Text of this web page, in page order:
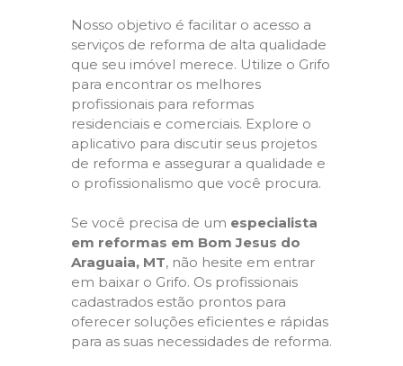
Nosso objetivo é facilitar o acesso a
serviços de reforma de alta qualidade
que seu imóvel merece. Utilize o Grifo
para encontrar os melhores
profissionais para reformas
residenciais e comerciais. Explore o
aplicativo para discutir seus projetos
de reforma e assegurar a qualidade e
o profissionalismo que você procura.
Se você precisa de um especialista
em reformas em Bom Jesus do
Araguaia, MT, não hesite em entrar
em baixar o Grifo. Os profissionais
cadastrados estão prontos para
oferecer soluções eficientes e rápidas
para as suas necessidades de reforma.